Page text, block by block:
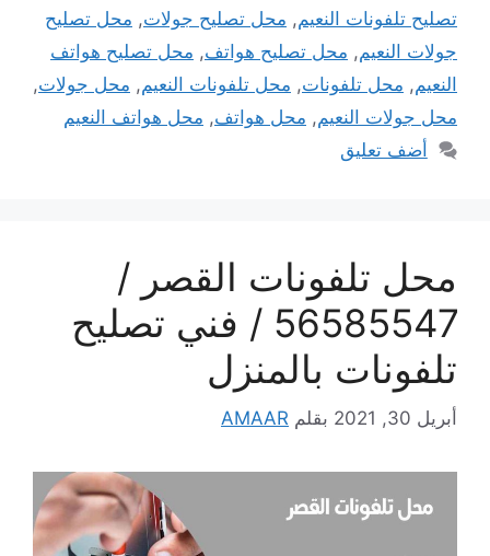
تصليح تلفونات النعيم, محل تصليح جولات, محل تصليح
جولات النعيم, محل تصليح هواتف, محل تصليح هواتف
النعيم, محل تلفونات, محل تلفونات النعيم, محل جولات,
محل جولات النعيم, محل هواتف, محل هواتف النعيم
أضف تعليق
محل تلفونات القصر /
56585547 / فني تصليح
تلفونات بالمنزل
أبريل 30, 2021 بقلم AMAAR